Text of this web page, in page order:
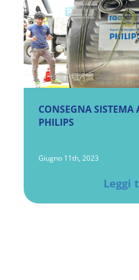
CONSEGNA SISTEMA
PHILIPS
Giugno 11th, 2023
Leggi